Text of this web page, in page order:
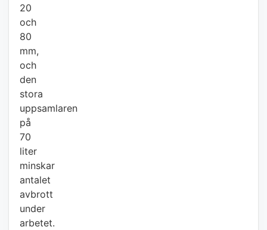
20
och
80
mm,
och
den
stora
uppsamlaren
på
70
liter
minskar
antalet
avbrott
under
arbetet.